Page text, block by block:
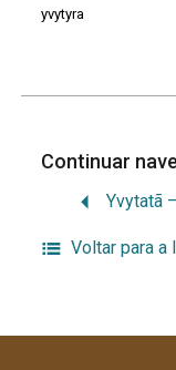
yvytyra
Continuar
Yvytatã
Voltar para a